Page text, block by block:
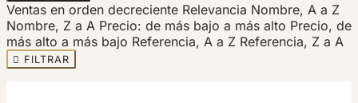
Ventas en orden decreciente Relevancia Nombre, A a Z
Nombre, Z a A Precio: de más bajo a más alto Precio, de
más alto a más bajo Referencia, A a Z Referencia, Z a A
 FILTRAR